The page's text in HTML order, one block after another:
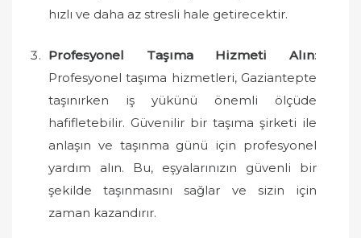
hızlı ve daha az stresli hale getirecektir.
Profesyonel Taşıma Hizmeti Alın:
Profesyonel taşıma hizmetleri, Gaziantepte
taşınırken iş yükünü önemli ölçüde
hafifletebilir. Güvenilir bir taşıma şirketi ile
anlaşın ve taşınma günü için profesyonel
yardım alın. Bu, eşyalarınızın güvenli bir
şekilde taşınmasını sağlar ve sizin için
zaman kazandırır.